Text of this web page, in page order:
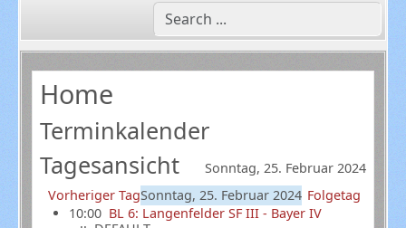
Home
Terminkalender
Tagesansicht
Sonntag, 25. Februar 2024
Vorheriger TagSonntag, 25. Februar 2024 Folgetag
10:00 BL 6: Langenfelder SF III - Bayer IV